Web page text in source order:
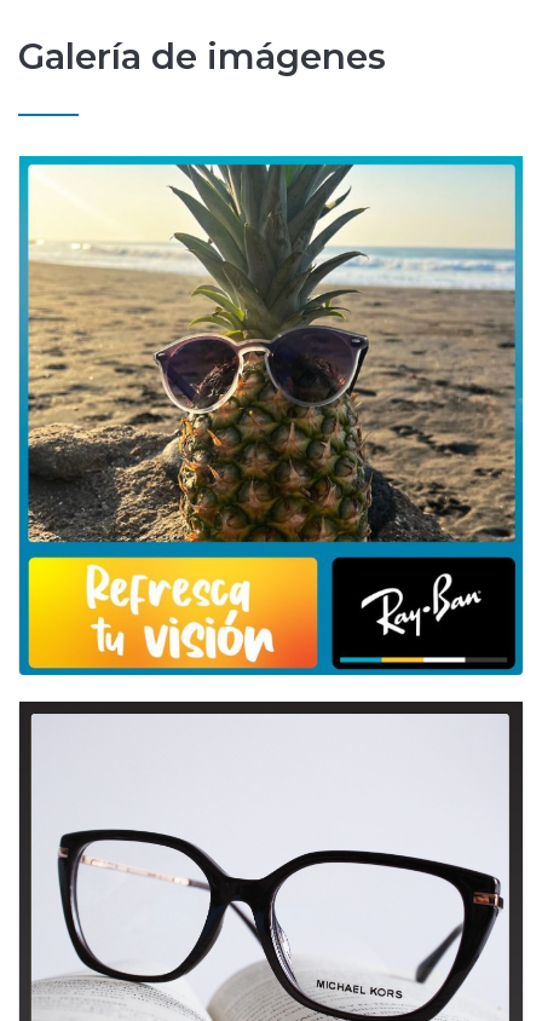
Galería de imágenes